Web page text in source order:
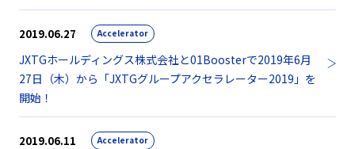
2019.06.27 Accelerator
JXTGホールディングス株式会社と01Boosterで2019年6月
27日（木）から「JXTGグループアクセラレーター2019」を
開始！
2019.06.11 Accelerator